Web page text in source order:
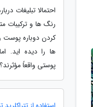
احتمالا تبلیغات
رنگ ها و ترکیبات
کردن دوباره
ها را دیده اید.
پوستی واقعاً مؤثرند؟